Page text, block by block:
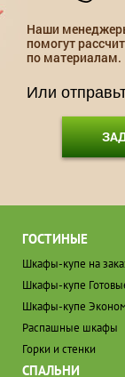
Наши
помогут
по материалам.
Или
ГОСТИНЫЕ
Шкафы-купе на
Шкафы-купе
Шкафы-купе
Распашные шкафы
Горки и стенки
СПАЛЬНИ